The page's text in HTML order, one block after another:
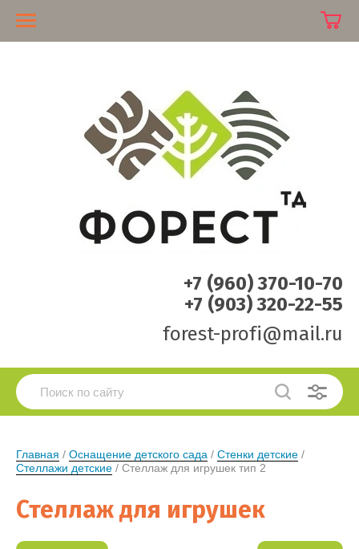
+7 (960) 370-10-70
+7 (903) 320-22-55
forest-profi@mail.ru
Главная / Оснащение детского сада / Стенки детские
Стеллажи детские / Стеллаж для игрушек тип 2
Стеллаж для игрушек